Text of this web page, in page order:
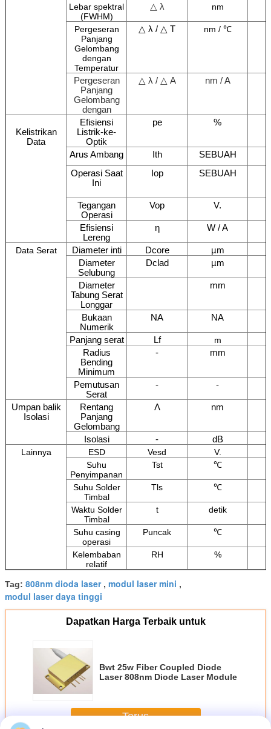
Lebar spektral
(FWHM)
△ λ nm
Pergeseran
Panjang
Gelombang
dengan
Temperatur
△ λ / △ T nm / ℃
Pergeseran
Panjang
Gelombang
dengan
△ λ / △ A nm / A
Kelistrikan
Data
Efisiensi
Listrik-ke-
Optik
pe %
Arus Ambang Ith
SEBUAH
Operasi Saat
Ini
Iop SEBUAH
Tegangan
Operasi
Vop V.
Efisiensi
Lereng
η W / A
Data Serat Diameter inti Dcore
µm
Diameter
Selubung
Dclad µm
Diameter
Tabung Serat
Longgar
mm
Bukaan
Numerik
NA NA
Panjang serat Lf m
Radius
Bending
Minimum
- mm
Pemutusan
Serat
- -
Umpan balik
Isolasi
Rentang
Panjang
Gelombang
Λ nm
Isolasi - dB
Lainnya ESD Vesd
V.
Suhu
Penyimpanan
Tst ℃
Suhu Solder
Timbal
Tls ℃
Waktu Solder
Timbal
t detik
Suhu casing
operasi
Puncak ℃
Kelembaban
relatif
RH %
Tag: 808nm dioda laser, modul laser mini ,
modul laser daya tinggi
Dapatkan Harga Terbaik untuk
Bwt 25w Fiber Coupled Diode
Laser 808nm Diode Laser Module
Terus